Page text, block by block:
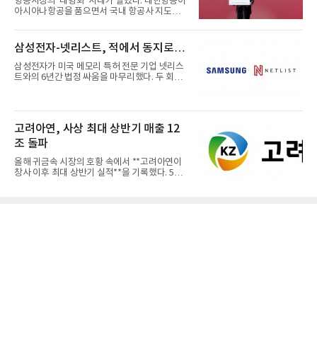
아시아나항공을 품으면서 국내 항공사 지도가
삼성전자-넷리스트, 적에서 동지로…
삼성전자가 미국 메모리 특허 전문 기업 넷리스
트와의 6년간 법정 싸움을 마무리했다. 두 회사
고려아연, 사상 최대 상반기 매출 12
조 돌파
올해 귀금속 시장의 호황 속에서 **고려아연이
창사 이후 최대 상반기 실적**을 기록했다. 5일